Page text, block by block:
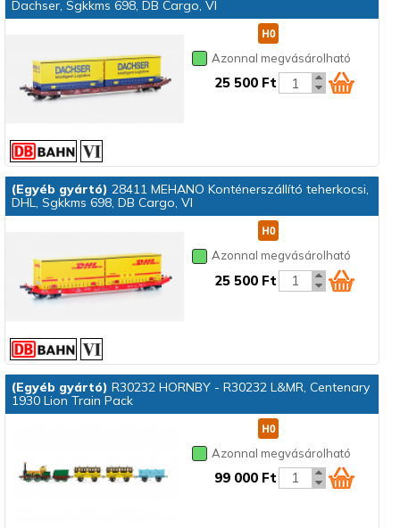
Vezérlőkocsi
Dachser, Sgkkms 698, DB Cargo, VI
Azonnal megvásárolható
25 500 Ft
(Egyéb gyártó) 28411 MEHANO Konténerszállító teherkocsi,
DHL, Sgkkms 698, DB Cargo, VI
Azonnal megvásárolható
25 500 Ft
(Egyéb gyártó) R30232 HORNBY - R30232 L&MR, Centenary
1930 Lion Train Pack
Azonnal megvásárolható
99 000 Ft